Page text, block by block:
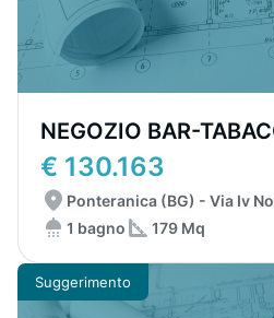
NEGOZIO BAR-
€ 130.163
Ponteranica (BG) - Via Iv
1 bagno
179 Mq
Suggerimento